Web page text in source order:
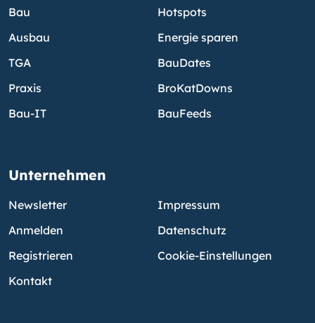
Bau
Ausbau
TGA
Praxis
Bau-IT
Hotspots
Energie sparen
BauDates
BroKatDowns
BauFeeds
Unternehmen
Newsletter
Anmelden
Registrieren
Kontakt
Impressum
Datenschutz
Cookie-Einstellungen